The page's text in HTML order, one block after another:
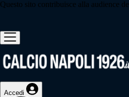
Questo sito contribuisce alla audience de
Accedi